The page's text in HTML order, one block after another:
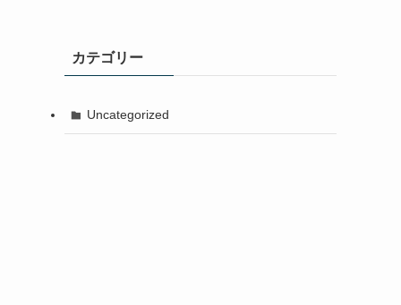
カテゴリー
Uncategorized